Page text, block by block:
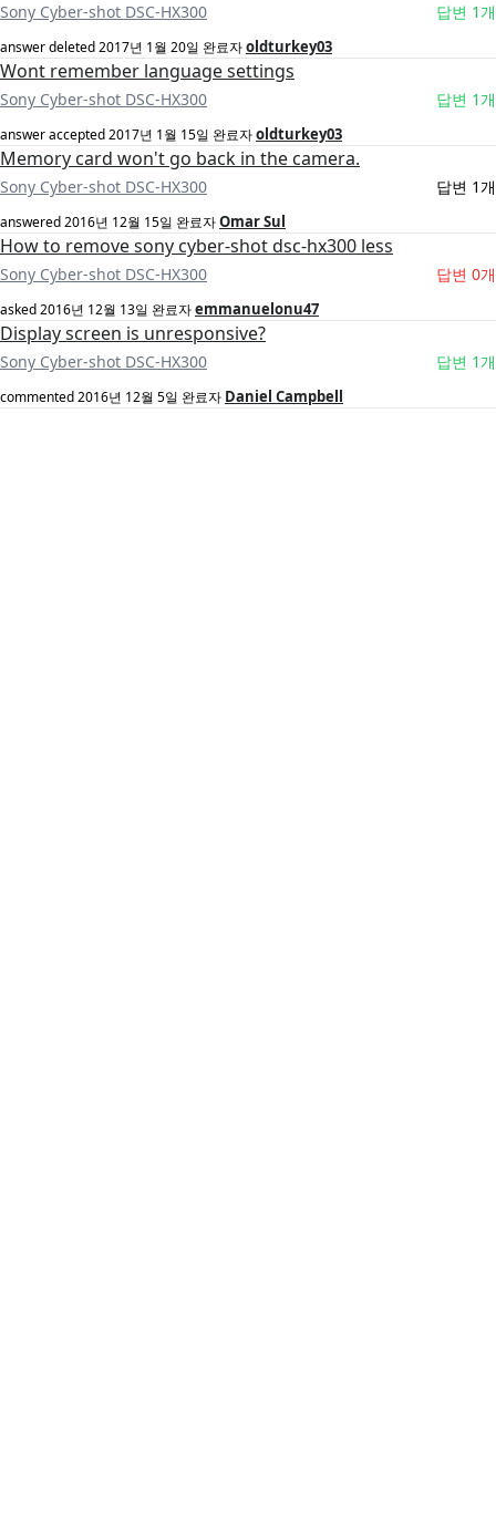
Sony Cyber-shot DSC-HX300 답변 1개
answer deleted2017년 1월 20일 완료자oldturkey03
Wont remember language settings
Sony Cyber-shot DSC-HX300 답변 1개
answer accepted2017년 1월 15일 완료자oldturkey03
Memory card won't go back in the camera.
Sony Cyber-shot DSC-HX300 답변 1개
answered2016년 12월 15일 완료자Omar Sul
How to remove sony cyber-shot dsc-hx300 less
Sony Cyber-shot DSC-HX300 답변 0개
asked2016년 12월 13일 완료자emmanuelonu47
Display screen is unresponsive?
Sony Cyber-shot DSC-HX300 답변 1개
commented2016년 12월 5일 완료자 Daniel Campbell